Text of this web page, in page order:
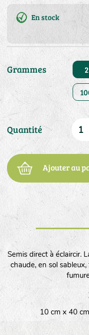
En stock
Grammes 2
Quantité
Ajouter au
Semis direct à éclaircir.
chaude, en sol
10 cm x 40